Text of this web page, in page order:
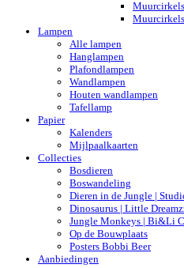
Lampen
Alle lampen
Hanglampen
Plafondlampen
Wandlampen
Houten wandlampen
Tafellamp
Papier
Kalenders
Mijlpaalkaarten
Collecties
Bosdieren
Boswandeling
Dieren in de Jungle |
Dinosaurus | Little
Jungle Monkeys | Bi&Li
Op de Bouwplaats
Posters Bobbi Beer
Aanbiedingen